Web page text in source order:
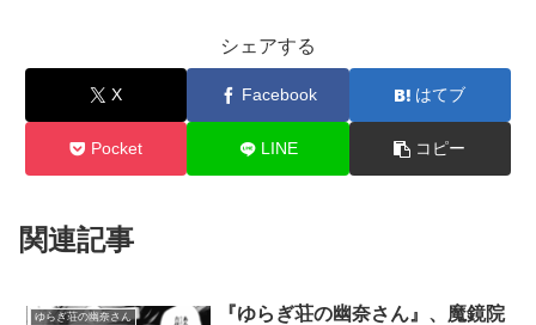
シェアする
X Facebook はてブ
Pocket LINE コピー
関連記事
ゆらぎ荘の幽奈さん
『ゆらぎ荘の幽奈さん』、魔鏡院